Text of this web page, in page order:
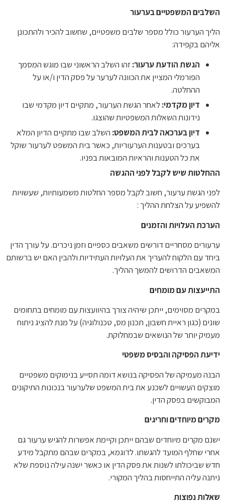
השלבים המשפטיים בערעור
הליך הערעור כולל מספר שלבים משפטיים, שחשוב להכיר ולהתכונן
אליהם בקפידה:
הגשת הודעת ערעור:זהו השלב הראשוני שבו מוגש המסמך
הפורמלי המציין את הכוונה לערער על פסק הדין ו/או על
ההחלטה.
דיון מקדמי:לאחר הגשת הערעור, מתקיים דיון מקדמי שבו
נידונות השאלות המשפטיות שהוצגו.
דיון בערכאה לבית המשפט: השלב שבו מתקיים הדיון המלא
בערכים ובטענות הערעוריות, כאשר בית המשפט לערעור שוקל
את כל הטענות והראיות המובאות בפניו.
ההחלטות שיש לקבל לפני ההגשה
לפני הגשת ערעור, חשוב לקבל מספר החלטות משמעותיות, שעשויות
להשפיע על הצלחת ההליך :
הערכת העלויות והזמנים
ערעורים מסחריים דורשים משאבים כספיים וזמן ניכרים. על עורך הדין
ביחד עם הלקוח להעריך את העלויות העתידיות ולהבין האם יש ברשותם
המשאבים הדרושים להמשך ההליך.
התייעצות עם מומחים
במקרים מסוימים, ייתכן שיהיה צורך בהיוועצות עם מומחים בתחומים
שונים (כגון ראיית חשבון, תכנון מס, טכנולוגיה) על מנת להציג ניתוח
מעמיק יותר של הנושאים שבמחלוקת.
ידיעת הפסיקה והבסיס משפטי
הבנה מעמיקה של הפסיקה בנושא דומה תסייע בנימוקים משפטיים
מוצקים העשויים לשכנע את בית המשפט שלערעור בנכונות התיקונים
המבוקשים בפסק הדין.
מקרים מיוחדים וחריגים
ישנם מקרים מיוחדים שבהם ייתכן וקיימת אפשרות להגיש ערעור גם
אחרי שחלף המועד להגשתו. לדוגמא, במקרים שבהם מתקבל מידע
חדש שביכולתו לשנות את פסק הדין או כאשר ישנה עילה נוספת שלא
ניתנה עליה התייחסות בהליך המקורי.
שאלות נפוצות